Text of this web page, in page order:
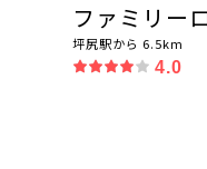
ファミリー
坪尻駅から 6.5km
4.0